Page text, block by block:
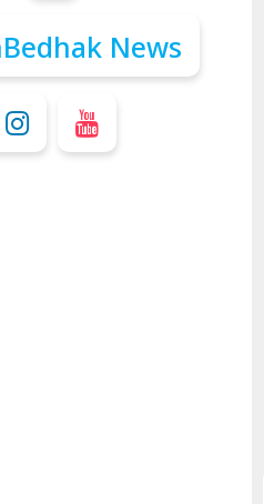
रहे, जल्दबाजी नहीं दिखाए। कानूनी वाद-
से बचे।